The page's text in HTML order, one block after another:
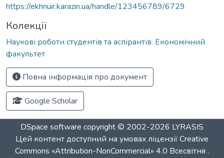
https://ekhnuir.karazin.ua/handle/123456789/6729
Колекції
Наукові роботи студентів та аспірантів. Економічний
факультет
Повна інформація про документ
Google Scholar
DSpace software copyright © 2002-2026 LYRASIS
Цей контент доступний на умовах ліцензіїCreative
Commons «Attribution-NonCommercial» 4.0 Всесвітня .